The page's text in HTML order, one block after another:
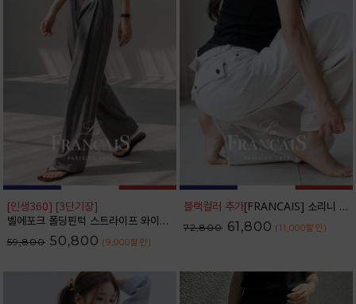
[인생360] [3단기장]
벨에포크 폴딩핀턱 스트라이프 와이드 슬랙스_F6S238SL
59,800 50,800 (9,000할인 )
블랙컬러 추가[FRANCAIS] 소리니 스티치 커브드 데님 팬츠_62DP2585
72,800 61,800 (11,000할인 )